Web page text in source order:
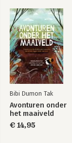
Bibi Dumon Tak
Avonturen onder
het maaiveld
€ 14,95